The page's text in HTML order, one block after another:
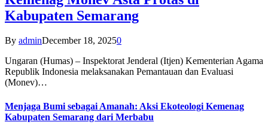
Kabupaten Semarang
By adminDecember 18, 20250
Ungaran (Humas) – Inspektorat Jenderal (Itjen) Kementerian Agama
Republik Indonesia melaksanakan Pemantauan dan Evaluasi
(Monev)…
Menjaga Bumi sebagai Amanah: Aksi Ekoteologi Kemenag
Kabupaten Semarang dari Merbabu